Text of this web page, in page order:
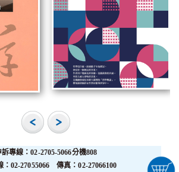
訴專線：02-2705-5066分機808
：02-27055066 傳真：02-27066100